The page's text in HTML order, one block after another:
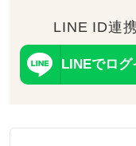
LINE ID連
LINEでログ